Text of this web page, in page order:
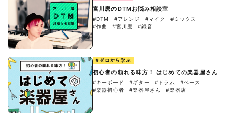
宮川麿のDTMお悩み相談室
#DTM #アレンジ #マイク
#ミックス
#作曲
#宮川麿 #録音
#ゼロから学ぶ
初心者の頼れる味方！ はじめての楽器屋さん
#キーボード #ギター #ドラム
#ベース
#楽器初心者
#楽器屋さん #楽器店